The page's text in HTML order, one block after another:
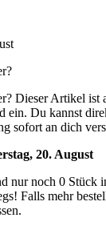
Dieser Artikel ist
ein. Du kannst
sofort an dich
20. August
nur noch 0 Stück
Falls mehr